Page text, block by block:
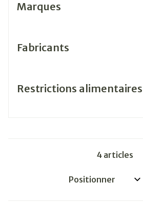
Marques
Fabricants
Restrictions alimentaires
4 articles
Trier par: